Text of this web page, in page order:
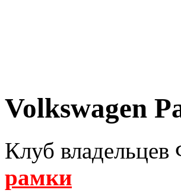
Volkswagen
Клуб владельцев
рамки